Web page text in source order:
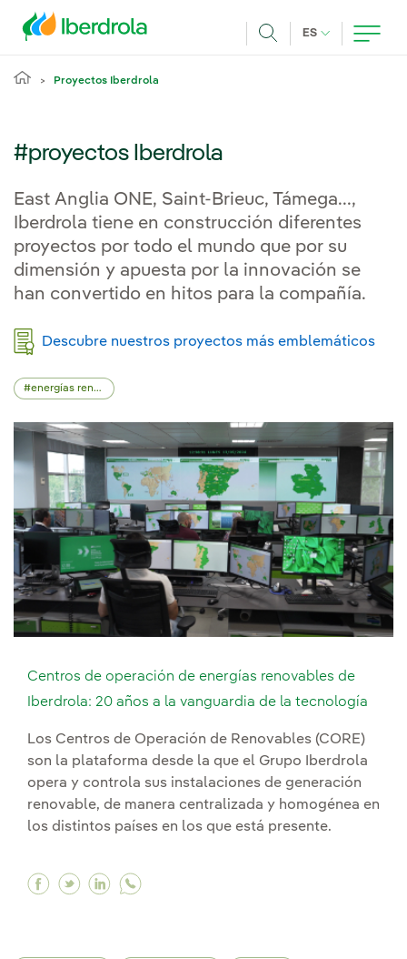
ES IDIOMA
Proyectos Iberdrola
#proyectos Iberdrola
East Anglia ONE, Saint-Brieuc, Támega...,
Iberdrola tiene en construcción diferentes
proyectos por todo el mundo que por su
dimensión y apuesta por la innovación se
han convertido en hitos para la compañía.
Descubre nuestros proyectos más emblemáticos
energías renovables
Centros de operación de energías renovables de
Iberdrola: 20 años a la vanguardia de la tecnología
Los Centros de Operación de Renovables (CORE)
son la plataforma desde la que el Grupo Iberdrola
opera y controla sus instalaciones de generación
renovable, de manera centralizada y homogénea en
los distintos países en los que está presente.
Facebook Centros de operación de energías
Twitter Centros de operación de energías
Linkedin Centros de operación de